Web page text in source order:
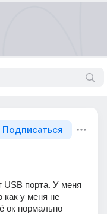
Подписаться
USB порта. У меня
как у меня не
ок нормально